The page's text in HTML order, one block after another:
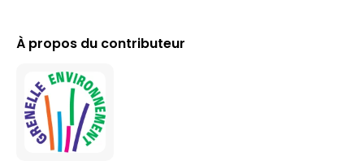
À propos du contributeur